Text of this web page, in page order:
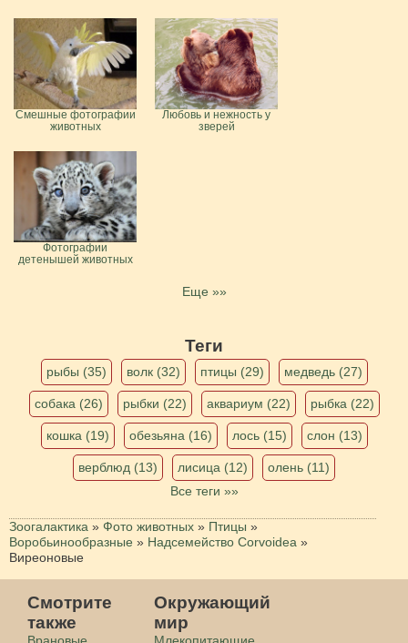
Смешные фотографии
животных
Любовь и нежность у
зверей
Фотографии
детенышей животных
Еще »»
Теги
рыбы (35) волк (32) птицы (29) медведь (27)
собака (26) рыбки (22) аквариум (22) рыбка (22)
кошка (19) обезьяна (16) лось (15) слон (13)
верблюд (13) лисица (12)
олень (11)
Все теги »»
Зоогалактика » Фото животных » Птицы »
Воробьинообразные » Надсемейство Corvoidea »
Виреоновые
Смотрите
также
Врановые
Окружающий
мир
Млекопитающие